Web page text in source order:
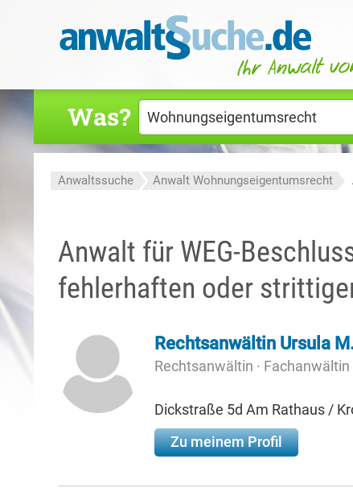
Was?
Anwaltssuche Anwalt Wohnungseigentumsrecht
Anwalt für WEG-
fehlerhaften oder
Rechtsanwältin Ursula
Rechtsanwältin ·
Dickstraße 5d Am Rathaus /
Zu meinem Profil